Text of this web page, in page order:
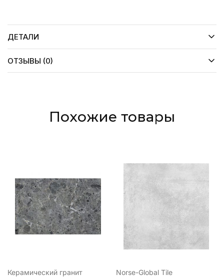
ДЕТАЛИ
ОТЗЫВЫ (0)
Похожие товары
Керамический гранит Norse-Global Tile